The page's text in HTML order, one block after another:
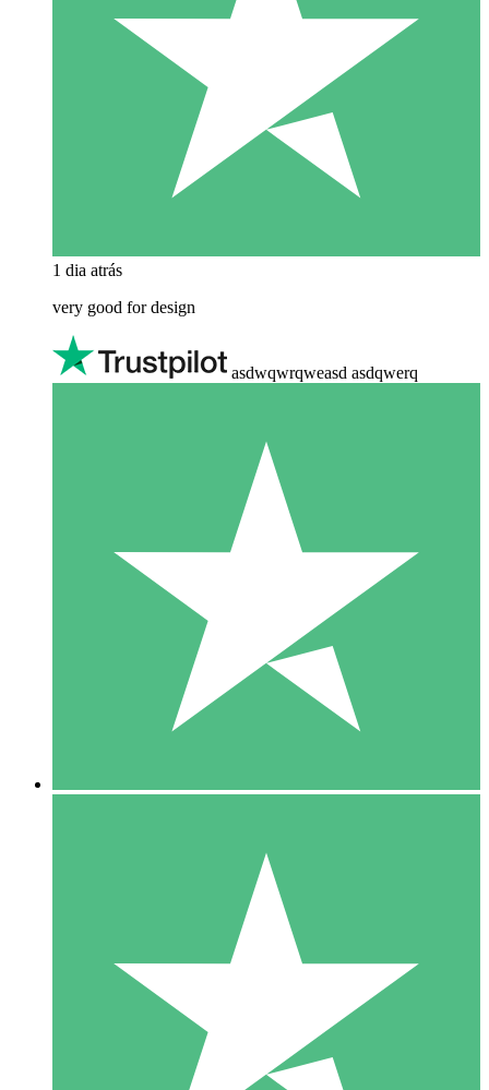
1 dia atrás
very good for design
asdwqwrqweasd asdqwerq